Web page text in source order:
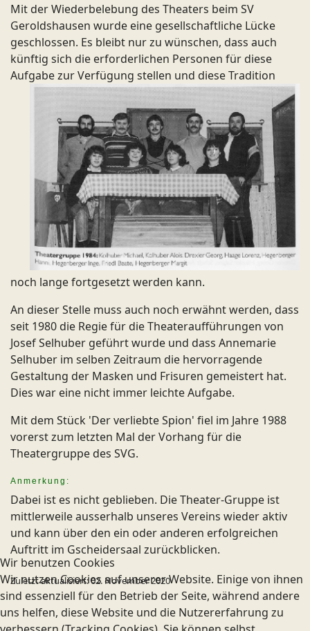
Mit der Wiederbelebung des Theaters beim SV
Geroldshausen wurde eine gesellschaftliche Lücke
geschlossen. Es bleibt nur zu wünschen, dass auch
künftig sich die erforderlichen Personen für diese
Aufgabe zur Verfügung stellen und diese Tradition
noch lange fortgesetzt werden kann.
An dieser Stelle muss auch noch erwähnt werden, dass
seit 1980 die Regie für die Theateraufführungen von
Josef Selhuber geführt wurde und dass Annemarie
Selhuber im selben Zeitraum die hervorragende
Gestaltung der Masken und Frisuren gemeistert hat.
Dies war eine nicht immer leichte Aufgabe.
Mit dem Stück 'Der verliebte Spion' fiel im Jahre 1988
vorerst zum letzten Mal der Vorhang für die
Theatergruppe des SVG.
Anmerkung:
Dabei ist es nicht geblieben. Die Theater-Gruppe ist
mittlerweile ausserhalb unseres Vereins wieder aktiv
und kann über den ein oder anderen erfolgreichen
Auftritt im Gscheidersaal zurückblicken.
Zuletzt aktualisiert: 02. November 2020
Wir benutzen Cookies
Wir nutzen Cookies auf unserer Website. Einige von ihnen
sind essenziell für den Betrieb der Seite, während andere
uns helfen, diese Website und die Nutzererfahrung zu